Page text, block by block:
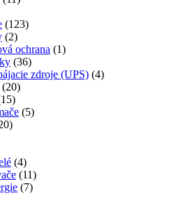
(123)
(2)
ochrana (1)
(36)
zdroje (UPS) (4)
(20)
(5)
(4)
(11)
(7)